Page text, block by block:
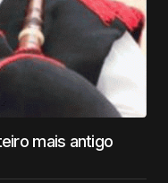
mais antigo